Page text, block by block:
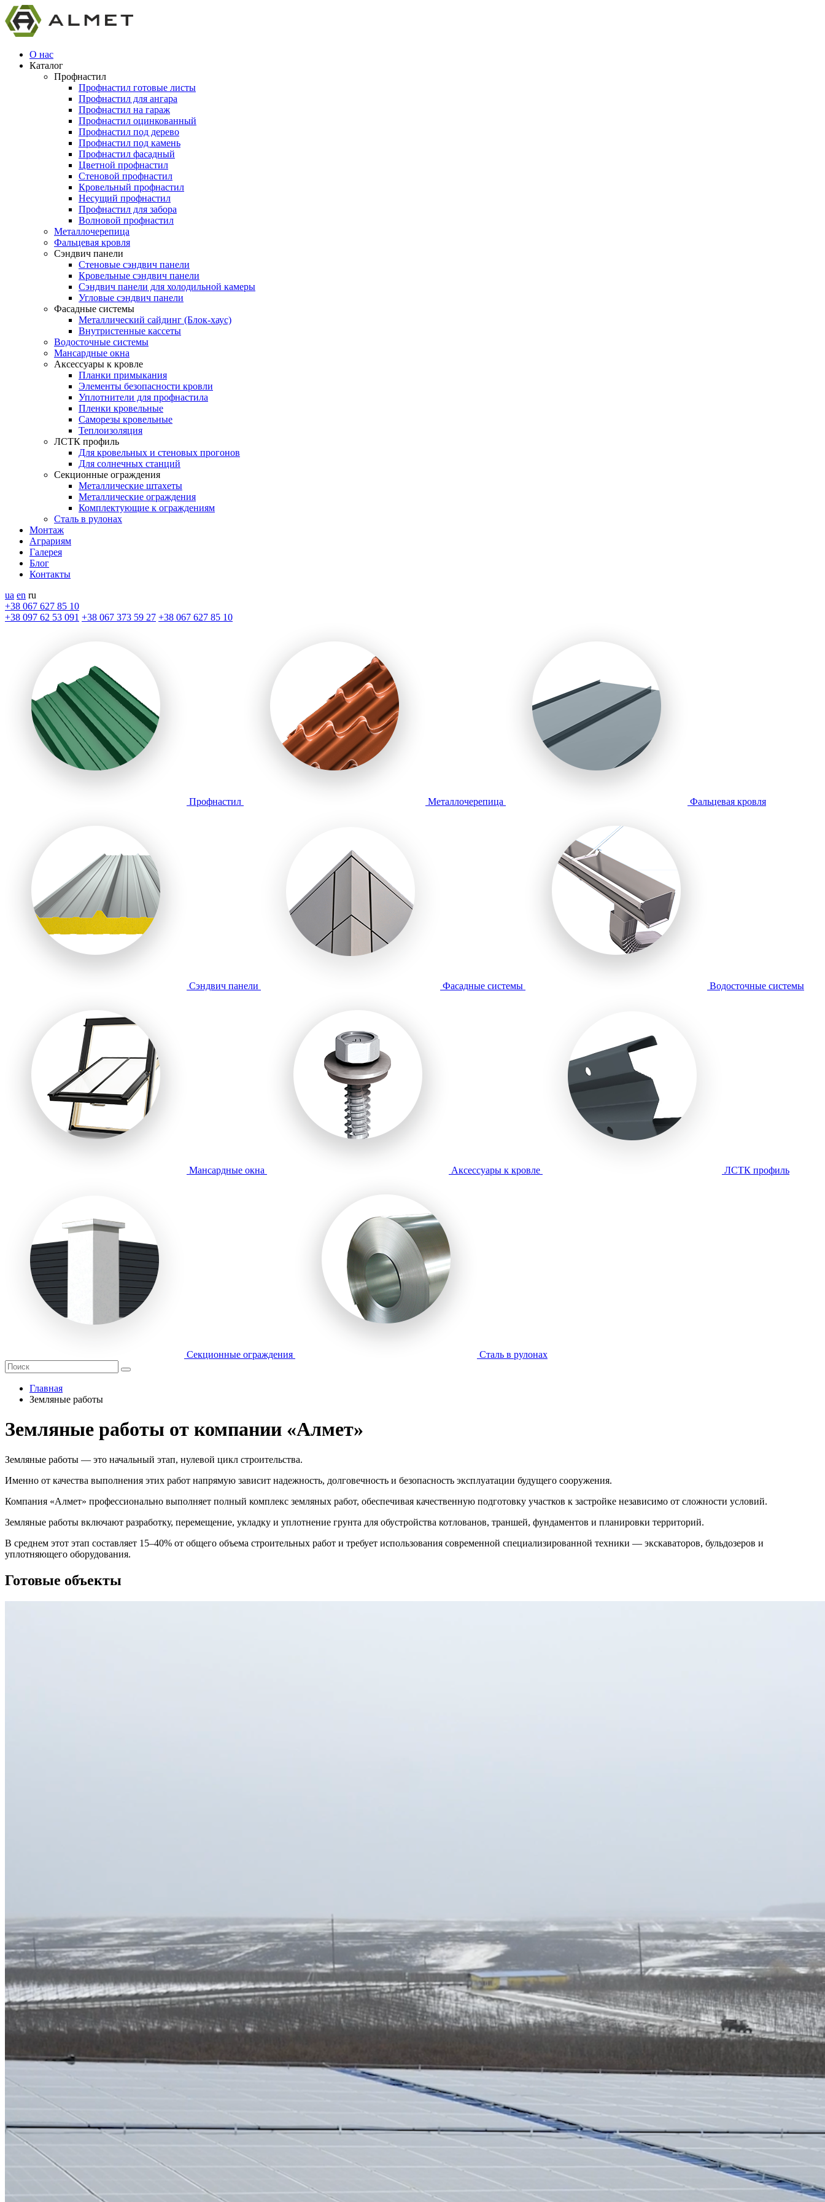
О нас
Каталог
Профнастил
Профнастил готовые листы
Профнастил для ангара
Профнастил на гараж
Профнастил оцинкованный
Профнастил под дерево
Профнастил под камень
Профнастил фасадный
Цветной профнастил
Стеновой профнастил
Кровельный профнастил
Несущий профнастил
Профнастил для забора
Волновой профнастил
Металлочерепица
Фальцевая кровля
Сэндвич панели
Стеновые сэндвич панели
Кровельные сэндвич панели
Сэндвич панели для холодильной камеры
Угловые сэндвич панели
Фасадные системы
Металлический сайдинг (Блок-хаус)
Внутристенные кассеты
Водосточные системы
Мансардные окна
Аксессуары к кровле
Планки примыкания
Элементы безопасности кровли
Уплотнители для профнастила
Пленки кровельные
Саморезы кровельные
Теплоизоляция
ЛСТК профиль
Для кровельных и стеновых прогонов
Для солнечных станций
Секционные ограждения
Металлические штахеты
Металлические ограждения
Комплектующие к ограждениям
Сталь в рулонах
Монтаж
Аграриям
Галерея
Блог
Контакты
ua en ru
+38 067 627 85 10
+38 097 62 53 091 +38 067 373 59 27 +38 067 627 85 10
Профнастил Металлочерепица Фальцевая кровля
Сэндвич панели Фасадные системы Водосточные системы
Мансардные окна Аксессуары к кровле ЛСТК профиль
Секционные ограждения Сталь в рулонах
Главная
Земляные работы
Земляные работы от компании «Алмет»
Земляные работы — это начальный этап, нулевой цикл строительства.
Именно от качества выполнения этих работ напрямую зависит надежность, долговечность и безопасность эксплуатации будущего сооружения.
Компания «Алмет» профессионально выполняет полный комплекс земляных работ, обеспечивая качественную подготовку участков к застройке независимо от сложности условий.
Земляные работы включают разработку, перемещение, укладку и уплотнение грунта для обустройства котлованов, траншей, фундаментов и планировки территорий.
В среднем этот этап составляет 15–40% от общего объема строительных работ и требует использования современной специализированной техники — экскаваторов, бульдозеров и
уплотняющего оборудования.
Готовые объекты